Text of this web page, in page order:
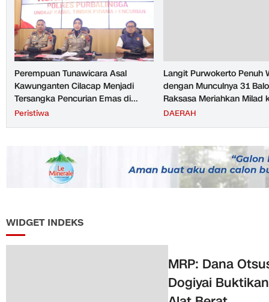
Perempuan Tunawicara Asal
Kawunganten Cilacap Menjadi
Tersangka Pencurian Emas di
Purbalingga
Peristiwa
Langit Purwokerto Penuh
dengan Munculnya 31
Raksasa Meriahkan Milad
UMP Sedot Ribuan Warga
DAERAH
WIDGET INDEKS
MRP: Dana
Dogiyai